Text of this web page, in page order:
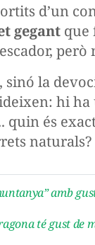
d’un
gegant que
però
la
hi ha
quin és
naturals?
amb
té gust de